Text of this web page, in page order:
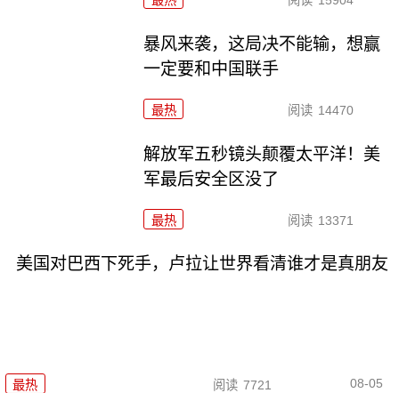
暴风来袭，这局决不能输，想赢
一定要和中国联手
最热 阅读 14470
解放军五秒镜头颠覆太平洋！美
军最后安全区没了
最热 阅读 13371
美国对巴西下死手，卢拉让世界看清谁才是真朋友
最热 阅读 7721 08-05